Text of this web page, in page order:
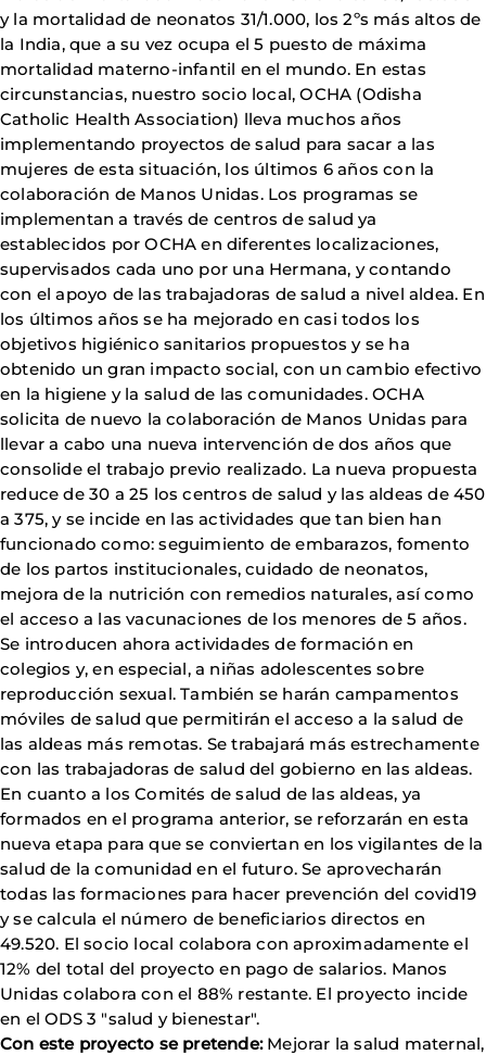
y la mortalidad de neonatos 31/1.000, los 2ºs más altos de
la India, que a su vez ocupa el 5 puesto de máxima
mortalidad materno-infantil en el mundo. En estas
circunstancias, nuestro socio local, OCHA (Odisha
Catholic Health Association) lleva muchos años
implementando proyectos de salud para sacar a las
mujeres de esta situación, los últimos 6 años con la
colaboración de Manos Unidas. Los programas se
implementan a través de centros de salud ya
establecidos por OCHA en diferentes localizaciones,
supervisados cada uno por una Hermana, y contando
con el apoyo de las trabajadoras de salud a nivel aldea. En
los últimos años se ha mejorado en casi todos los
objetivos higiénico sanitarios propuestos y se ha
obtenido un gran impacto social, con un cambio efectivo
en la higiene y la salud de las comunidades. OCHA
solicita de nuevo la colaboración de Manos Unidas para
llevar a cabo una nueva intervención de dos años que
consolide el trabajo previo realizado. La nueva propuesta
reduce de 30 a 25 los centros de salud y las aldeas de 450
a 375, y se incide en las actividades que tan bien han
funcionado como: seguimiento de embarazos, fomento
de los partos institucionales, cuidado de neonatos,
mejora de la nutrición con remedios naturales, así como
el acceso a las vacunaciones de los menores de 5 años.
Se introducen ahora actividades de formación en
colegios y, en especial, a niñas adolescentes sobre
reproducción sexual. También se harán campamentos
móviles de salud que permitirán el acceso a la salud de
las aldeas más remotas. Se trabajará más estrechamente
con las trabajadoras de salud del gobierno en las aldeas.
En cuanto a los Comités de salud de las aldeas, ya
formados en el programa anterior, se reforzarán en esta
nueva etapa para que se conviertan en los vigilantes de la
salud de la comunidad en el futuro. Se aprovecharán
todas las formaciones para hacer prevención del covid19
y se calcula el número de beneficiarios directos en
49.520. El socio local colabora con aproximadamente el
12% del total del proyecto en pago de salarios. Manos
Unidas colabora con el 88% restante. El proyecto incide
en el ODS 3 "salud y bienestar".
Con este proyecto se pretende: Mejorar la salud maternal,